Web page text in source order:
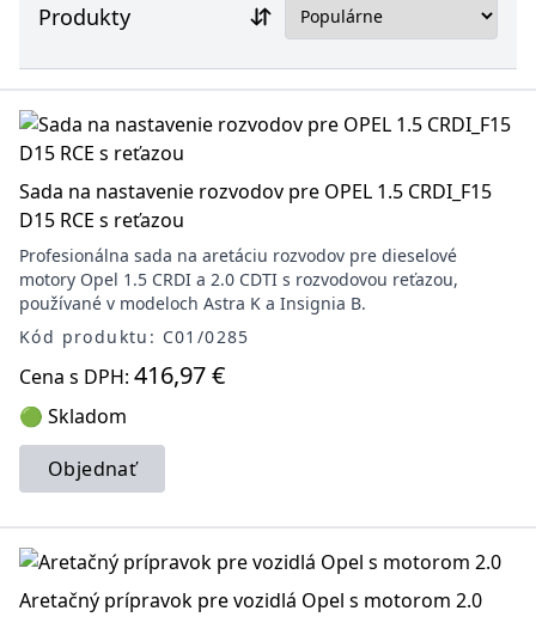
Produkty
Sada na nastavenie rozvodov pre OPEL 1.5 CRDI_F15
D15 RCE s reťazou
Profesionálna sada na aretáciu rozvodov pre dieselové
motory Opel 1.5 CRDI a 2.0 CDTI s rozvodovou reťazou,
používané v modeloch Astra K a Insignia B.
Kód produktu: C01/0285
Cena s DPH: 416,97 €
🟢 Skladom
Objednať
Aretačný prípravok pre vozidlá Opel s motorom 2.0